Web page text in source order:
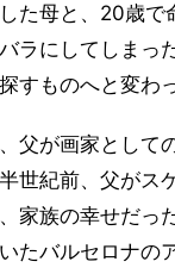
た母と、20歳
ラにしてしまっ
すものへと変わ
父が画家として
世紀前、父がス
家族の幸せだっ
たバルセロナの